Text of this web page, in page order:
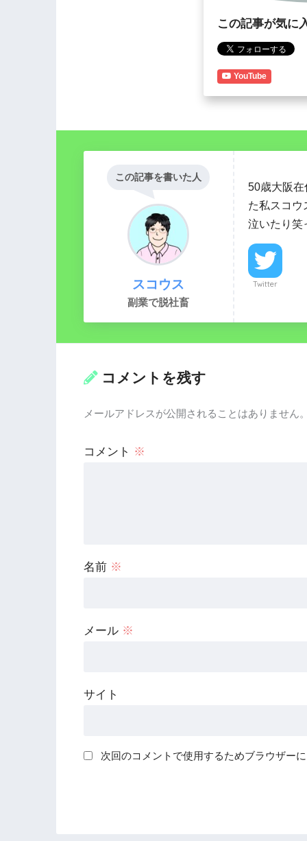
この記事が気に
YouTube
この記事を書いた人
スコウス
副業で脱社畜
50歳大阪
た私スコウ
泣いたり笑
Twitter
コメントを残す
メールアドレスが公開されることはありません
コメント ※
名前 ※
メール ※
サイト
次回のコメントで使用するためブラウザー